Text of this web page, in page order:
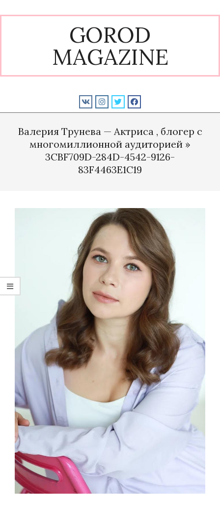
to
GOROD
MAGAZINE
NavigationВалерия Трунева — Актриса , блогер с
многомиллионной аудиторией »
3CBF709D-284D-4542-9126-
83F4463E1C19